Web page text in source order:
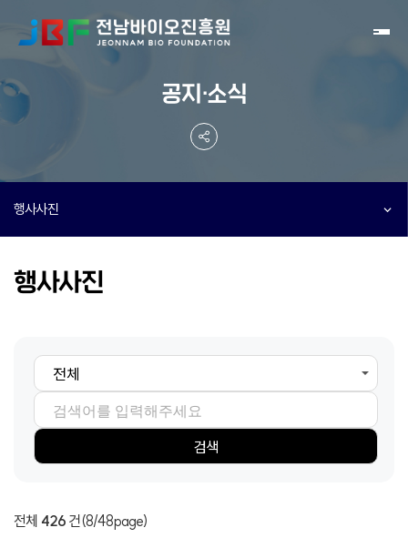
공지·소식
행사사진
행사사진
검색
전체 426 건(8/48page)